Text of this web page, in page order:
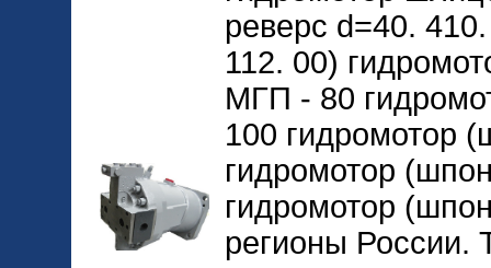
реверс d=40.
112. 00)
МГП - 80
100 гидромотор
гидромотор
гидромотор
регионы России.